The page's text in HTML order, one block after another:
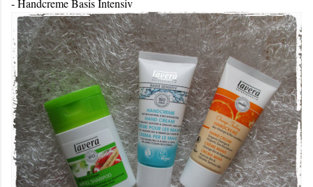
- Handcreme Basis Intensiv